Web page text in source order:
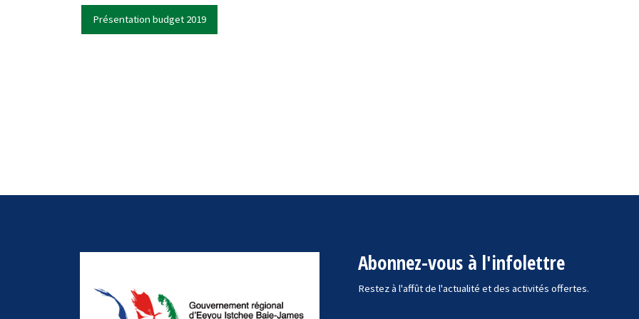
Présentation budget 2019
Abonnez-vous à l'infolettre
Restez à l'affût de l'actualité et des activités offertes.